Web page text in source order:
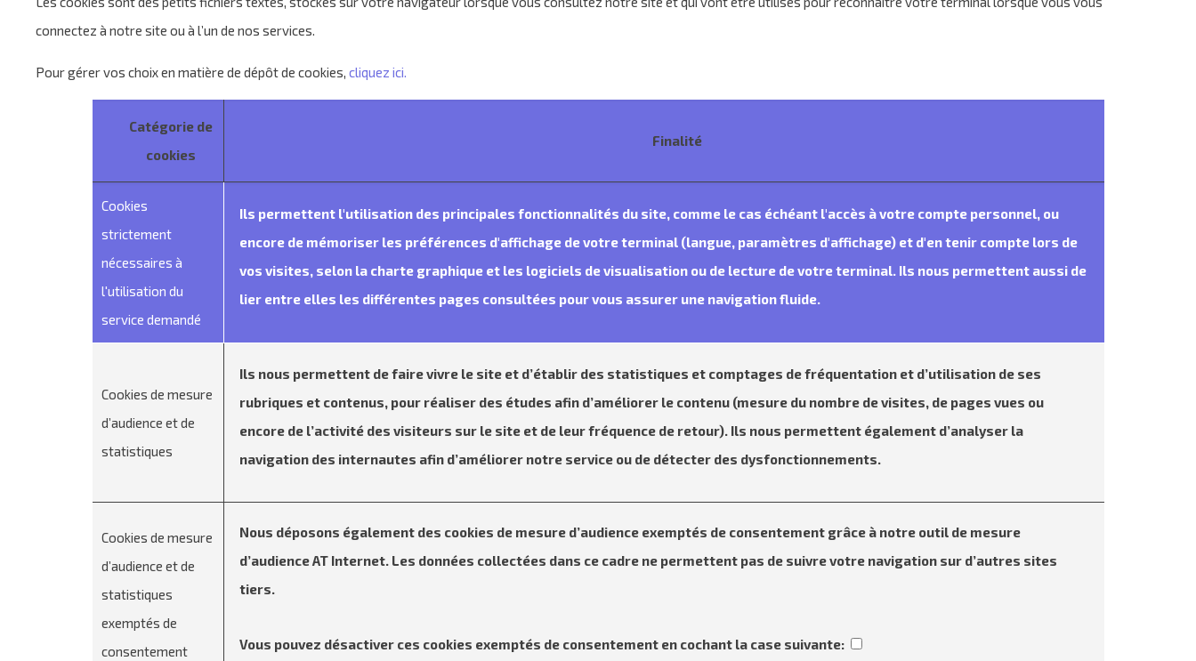
connectez à notre site ou à l’un de nos services.
Pour gérer vos choix en matière de dépôt de cookies, cliquez ici.
Catégorie de
cookies
Finalité
Cookies
strictement
nécessaires à
l'utilisation du
service demandé
Ils permettent l'utilisation des principales fonctionnalités du site, comme le cas échéant l'accès à votre compte personnel, ou
encore de mémoriser les préférences d'affichage de votre terminal (langue, paramètres d'affichage) et d'en tenir compte lors de
vos visites, selon la charte graphique et les logiciels de visualisation ou de lecture de votre terminal. Ils nous permettent aussi de
lier entre elles les différentes pages consultées pour vous assurer une navigation fluide.
Cookies de mesure
d’audience et de
statistiques
Ils nous permettent de faire vivre le site et d’établir des statistiques et comptages de fréquentation et d’utilisation de ses
rubriques et contenus, pour réaliser des études afin d’améliorer le contenu (mesure du nombre de visites, de pages vues ou
encore de l’activité des visiteurs sur le site et de leur fréquence de retour). Ils nous permettent également d’analyser la
navigation des internautes afin d’améliorer notre service ou de détecter des dysfonctionnements.
Cookies de mesure
d’audience et de
statistiques
exemptés de
consentement
Nous déposons également des cookies de mesure d’audience exemptés de consentement grâce à notre outil de mesure
d’audience AT Internet. Les données collectées dans ce cadre ne permettent pas de suivre votre navigation sur d’autres sites
tiers.
Vous pouvez désactiver ces cookies exemptés de consentement en cochant la case suivante: